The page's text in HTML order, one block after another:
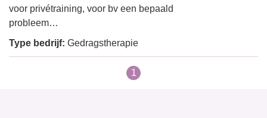
voor privétraining, voor bv een bepaald
probleem…
Type bedrijf: Gedragstherapie
1